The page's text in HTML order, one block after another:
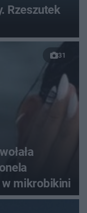
Rzeszutek
31
w mikrobikini